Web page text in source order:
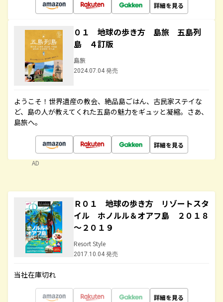
詳細を見る
０１ 地球の歩き方 島旅 五島列
島 ４訂版
島旅
2024.07.04 発売
ようこそ！世界遺産の教会、絶品島ごはん、古民家ステイな
ど、島の人が教えてくれた五島の魅力をギュッと凝縮。さあ、
島旅へ。
詳細を見る
AD
Ｒ０１ 地球の歩き方 リゾートスタ
イル ホノルル＆オアフ島 ２０１８
～２０１９
Resort Style
2017.10.04 発売
当社在庫切れ
詳細を見る